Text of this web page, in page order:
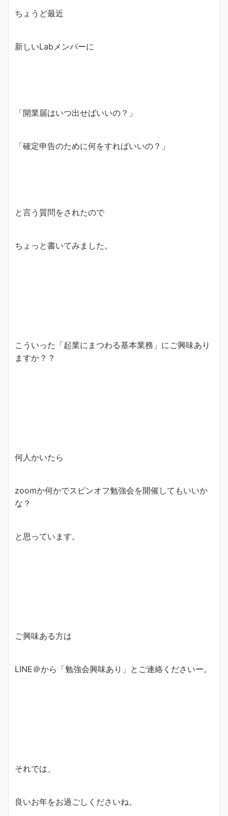
ちょうど最近
新しいLabメンバーに
「開業届はいつ出せばいいの？」
「確定申告のために何をすればいいの？」
と言う質問をされたので
ちょっと書いてみました。
こういった「起業にまつわる基本業務」にご興味あり
ますか？？
何人かいたら
zoomか何かでスピンオフ勉強会を開催してもいいか
な？
と思っています。
ご興味ある方は
LINE＠から「勉強会興味あり」とご連絡くださいー。
それでは、
良いお年をお過ごしくださいね。